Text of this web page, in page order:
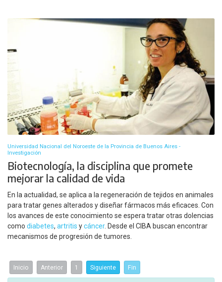
Universidad Nacional del Noroeste de la Provincia de Buenos Aires -
Investigación
Biotecnología, la disciplina que promete
mejorar la calidad de vida
En la actualidad, se aplica a la regeneración de tejidos en animales
para tratar genes alterados y diseñar fármacos más eficaces. Con
los avances de este conocimiento se espera tratar otras dolencias
como diabetes, artritis ycáncer. Desde el CIBA buscan encontrar
mecanismos de progresión de tumores.
Inicio Anterior 1 Siguiente Fin